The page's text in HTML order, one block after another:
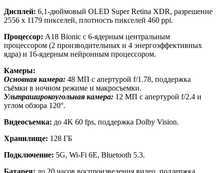
Дисплей: 6,1-дюймовый OLED Super Retina XDR, разрешение
2556 x 1179 пикселей, плотность пикселей 460 ppi.
Процессор: A18 Bionic с 6-ядерным центральным
процессором (2 производительных и 4 энергоэффективных
ядра) и 16-ядерным нейронным процессором.
Камеры:
Основная камера: 48 МП с апертурой f/1.78, поддержка
съёмки в ночном режиме и макросъемки.
Ультраширокоугольная камера: 12 МП с апертурой f/2.4 и
углом обзора 120°.
Видеосъемка: до 4K 60 fps, поддержка Dolby Vision.
Хранилище: 128 ГБ
Подключение: 5G, Wi-Fi 6E, Bluetooth 5.3.
Батарея: до 20 часов воспроизведения видео, поддержка